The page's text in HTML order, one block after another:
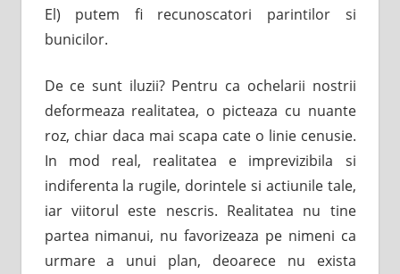
El) putem fi recunoscatori parintilor si
bunicilor.
De ce sunt iluzii? Pentru ca ochelarii nostrii
deformeaza realitatea, o picteaza cu nuante
roz, chiar daca mai scapa cate o linie cenusie.
In mod real, realitatea e imprevizibila si
indiferenta la rugile, dorintele si actiunile tale,
iar viitorul este nescris. Realitatea nu tine
partea nimanui, nu favorizeaza pe nimeni ca
urmare a unui plan, deoarece nu exista